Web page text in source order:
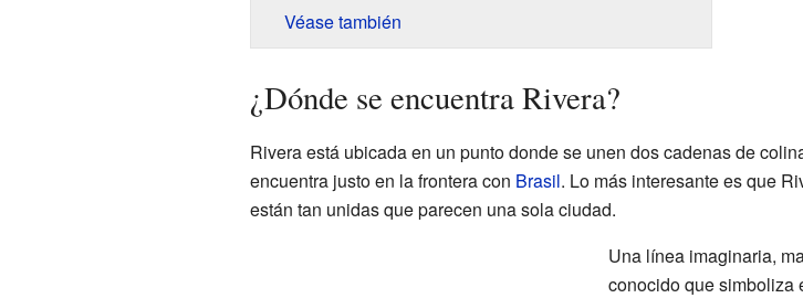
Véase también
¿Dónde se encuentra Rivera?
Rivera está ubicada en un punto donde se unen dos cadenas de
encuentra justo en la frontera con Brasil. Lo más interesante es que
están tan unidas que parecen una sola ciudad.
Una línea imaginaria,
conocido que simboliza